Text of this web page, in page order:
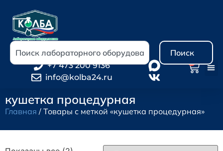
Поиск
+7 473 200 9136
info@kolba24.ru
кушетка процедурная
Главная / Товары с меткой «кушетка процедурная»